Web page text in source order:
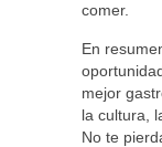
comer.
En
mejor
la cultura,
No te